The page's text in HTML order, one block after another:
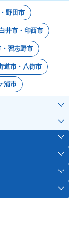
野田市
井市・印西市
・習志野市
道市・八街市
浦市